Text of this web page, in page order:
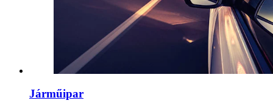
Járműipar